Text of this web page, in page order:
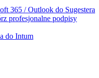
365 / Outlook do Sugestera
profesjonalne podpisy
do Intum